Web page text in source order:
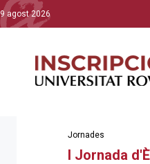
9 agost 2026
Jornades
I Jornada